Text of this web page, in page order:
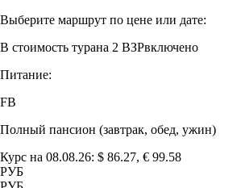
Выберите маршрут по цене или дате:
В стоимость турана 2 ВЗРвключено
Питание:
FB
Полный пансион (завтрак, обед, ужин)
Курс на 08.08.26: $ 86.27, € 99.58
РУБ